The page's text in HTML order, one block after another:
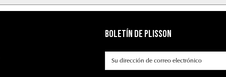
Boletín de Plisson